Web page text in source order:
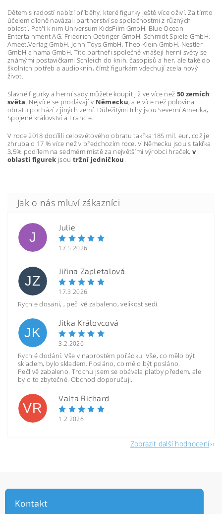
Dětem s radostí nabízí příběhy, které figurky ještě více oživí. Za tímto
účelem cíleně navázali partnerství se společnostmi z různých
oblastí. Patří k nim Universum KidsFilm GmbH, Blue Ocean
Entertainment AG, Friedrich Oetinger GmbH, Schmidt Spiele GmbH,
Ameet.Verlag GmbH, John Toys GmbH, Theo Klein GmbH, Nestler
GmbH a hama GmbH. Tito partneři společně vnášejí herní světy se
známými postavičkami Schleich do knih, časopisů a her, ale také do
školních potřeb a audioknih, čímž figurkám vdechují zcela nový
život.
Slavné figurky a herní sady můžete koupit již ve více než 50 zemích
světa. Nejvíce se prodávají v Německu, ale více než polovina
obratu pochází z jiných zemí. Důležitými trhy jsou Severní Amerika,
Spojené království a Francie.
V roce 2018 docílili celosvětového obratu takřka 185 mil. eur, což je
zhruba o 17 % více než v předchozím roce. V Německu jsou s takřka
3,5% podílem na sedmém místě za největšími výrobci hraček, v
oblasti figurek jsou tržní jedničkou.
J
Julie
17.5.2026
JZ
Jiřina Zapletalová
17.3.2026
Rychle dosani, , pečlivě zabaleno, velikost sedí.
JK
Jitka Královcová
3.2.2026
Rychlé dodání. Vše v naprostém pořádku. Vše, co mělo být
skladem, bylo skladem. Posláno, co mělo být posláno.
Pečlivě zabaleno. Trochu jsem se obávala platby předem, ale
bylo to zbytečné. Obchod doporučuji.
VR
Valta Richard
1.2.2026
Zobrazit další hodnocení
Kontakt